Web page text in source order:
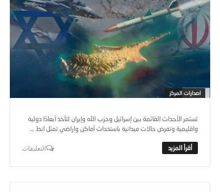
اصدارات المركز
تستمر الأحداث القائمة بين إسرائيل وحزب الله وإيران لتأخذ أبعادًا دولية
واقليمية وتفرض حالات ميدانية باستخداث أماكن واراضي تمثل انط ...
التعليقات